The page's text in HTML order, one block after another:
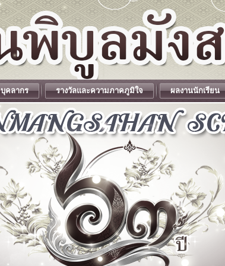
บุคลากร รางวัลและความภาคภูมิใจ ผลงานนักเรียน